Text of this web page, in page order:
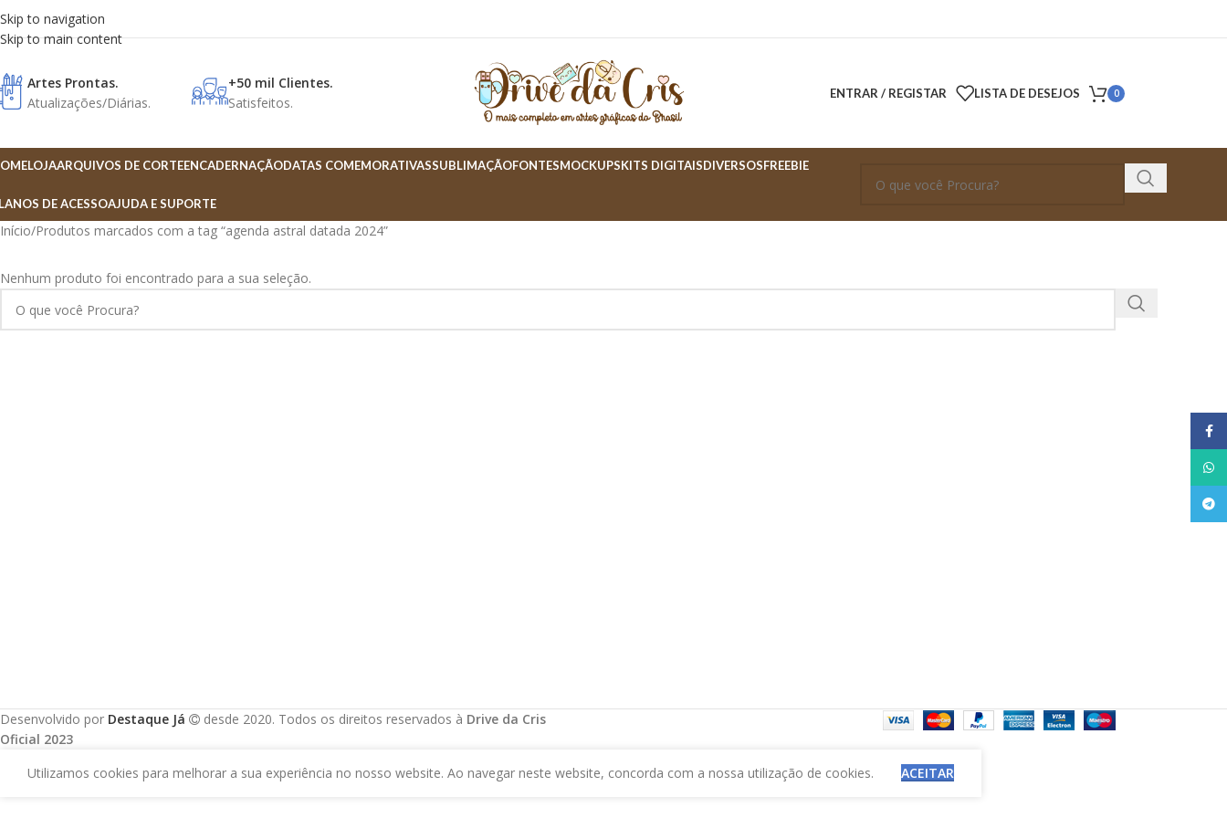
Skip to navigation
Skip to main content
Artes Prontas.
Atualizações/Diárias.
+50 mil Clientes.
Satisfeitos.
ENTRAR / REGISTAR LISTA DE DESEJOS 0
LOJAARQUIVOS DE CORTEENCADERNAÇÃODATAS COMEMORATIVASSUBLIMAÇÃOFONTESMOCKUPSKITS DIGITAISDIVERSOSFREEBIE
DE ACESSOAJUDA E SUPORTE
Início Produtos marcados com a tag “agenda astral datada 2024”
Nenhum produto foi encontrado para a sua seleção.
Desenvolvido por Destaque Já desde 2020. Todos os direitos reservados à Drive da Cris
Oficial 2023
Utilizamos cookies para melhorar a sua experiência no nosso website. Ao navegar neste website, concorda com a nossa utilização de cookies. ACEITAR